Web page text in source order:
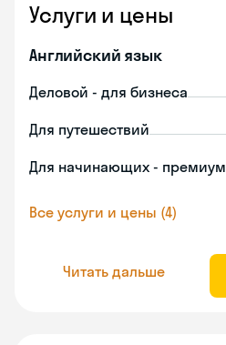
Услуги и цены
Английский язык
Деловой - для бизнеса
Для путешествий
Для начинающих - премиум
Все услуги и цены (4)
Читать дальше